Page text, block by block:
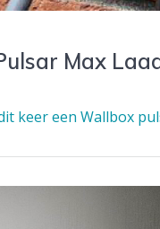
Max
keer een Wallbox